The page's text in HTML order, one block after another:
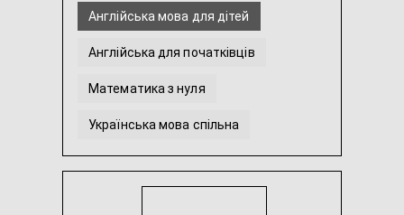
Англійська мова для дітей
Англійська для початківців
Математика з нуля
Українська мова спільна
Українська мова для дітей 3-6 років